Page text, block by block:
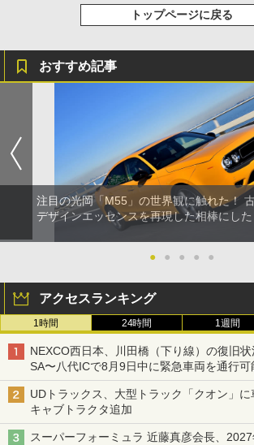
トップページに戻る
おすすめ記事
注目の光岡「M55」の世界観に触れた！
デザインエッセンスを再現した相棒にし
● ● ● ● ●
アクセスランキング
1時間 24時間 1週間
NEXCO西日本、川田橋（下り線）の復旧
SA〜八代ICで8月9日中に緊急車両を通行可
UDトラックス、大型トラック「クオン」に
キャブトラクタ追加
スーパーフォーミュラ 近藤真彦会長、